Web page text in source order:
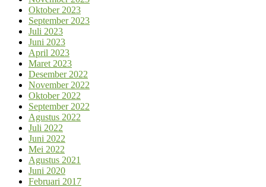
Oktober 2023
September 2023
Juli 2023
Juni 2023
April 2023
Maret 2023
Desember 2022
November 2022
Oktober 2022
September 2022
Agustus 2022
Juli 2022
Juni 2022
Mei 2022
Agustus 2021
Juni 2020
Februari 2017